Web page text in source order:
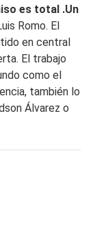
es total .Un
Romo. El
en central
El trabajo
como el
también lo
Álvarez o